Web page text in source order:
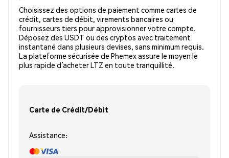
Choisissez des options de paiement comme cartes de
crédit, cartes de débit, virements bancaires ou
fournisseurs tiers pour approvisionner votre compte.
Déposez des USDT ou des cryptos avec traitement
instantané dans plusieurs devises, sans minimum requis.
La plateforme sécurisée de Phemex assure le moyen le
plus rapide d’acheter LTZ en toute tranquillité.
Carte de Crédit/Débit
Assistance: